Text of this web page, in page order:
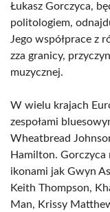
Łukasz Gorczyca,
politologiem,
Jego współprace z
zza granicy,
muzycznej.
W wielu krajach
zespołami
Wheatbread
Hamilton. Gorczyca
ikonami jak Gwyn
Keith Thompson,
Man, Krissy